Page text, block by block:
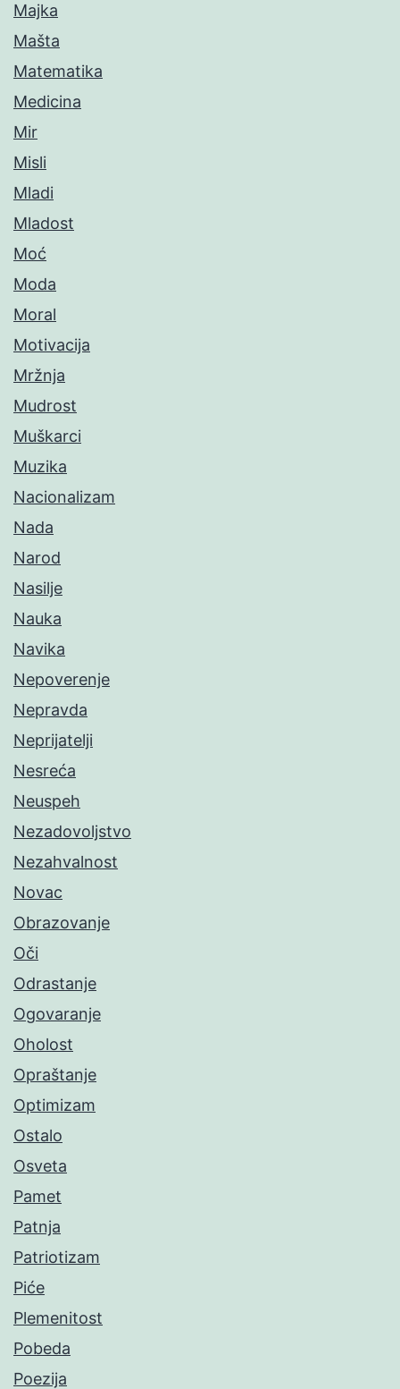
Majka
Mašta
Matematika
Medicina
Mir
Misli
Mladi
Mladost
Moć
Moda
Moral
Motivacija
Mržnja
Mudrost
Muškarci
Muzika
Nacionalizam
Nada
Narod
Nasilje
Nauka
Navika
Nepoverenje
Nepravda
Neprijatelji
Nesreća
Neuspeh
Nezadovoljstvo
Nezahvalnost
Novac
Obrazovanje
Oči
Odrastanje
Ogovaranje
Oholost
Opraštanje
Optimizam
Ostalo
Osveta
Pamet
Patnja
Patriotizam
Piće
Plemenitost
Pobeda
Poezija